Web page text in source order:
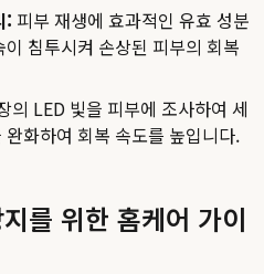
: 피부 재생에 효과적인 유효 성분
침투시켜 손상된 피부의 회복
의 LED 빛을 피부에 조사하여 세
화하여 회복 속도를 높입니다.
를 위한 홈케어 가이